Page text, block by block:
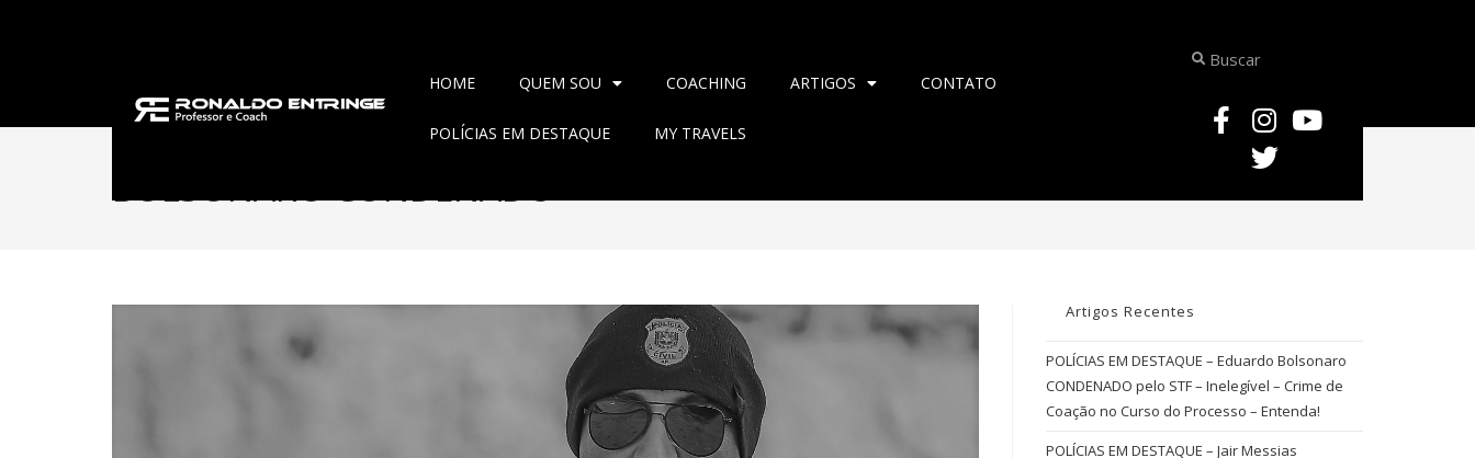
HOME QUEM SOU COACHING ARTIGOS CONTATO
POLÍCIAS EM DESTAQUE MY TRAVELS
BOLSONARO CONDENADO
Artigos Recentes
POLÍCIAS EM DESTAQUE – Eduardo Bolsonaro
CONDENADO pelo STF – Inelegível – Crime de
Coação no Curso do Processo – Entenda!
POLÍCIAS EM DESTAQUE – Jair Messias